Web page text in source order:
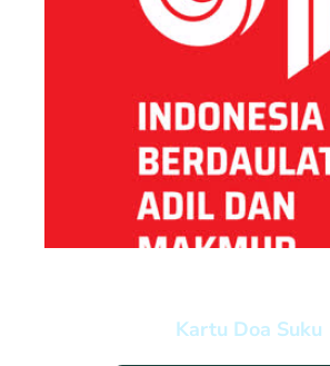
Kartu Doa Suku